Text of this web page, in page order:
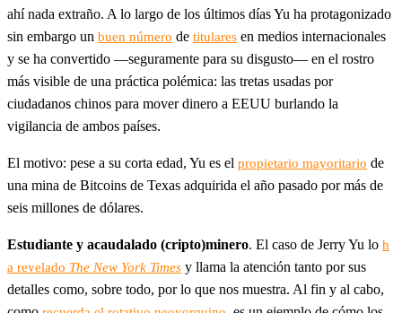
ahí nada extraño. A lo largo de los últimos días Yu ha protagonizado
sin embargo un buen número de titulares en medios internacionales
y se ha convertido —seguramente para su disgusto— en el rostro
más visible de una práctica polémica: las tretas usadas por
ciudadanos chinos para mover dinero a EEUU burlando la
vigilancia de ambos países.
El motivo: pese a su corta edad, Yu es el propietario mayoritario de
una mina de Bitcoins de Texas adquirida el año pasado por más de
seis millones de dólares.
Estudiante y acaudalado (cripto)minero. El caso de Jerry Yu lo h
a revelado The New York Times y llama la atención tanto por sus
detalles como, sobre todo, por lo que nos muestra. Al fin y al cabo,